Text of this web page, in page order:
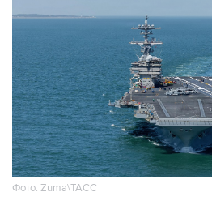
Фото: Zuma\ТАСС